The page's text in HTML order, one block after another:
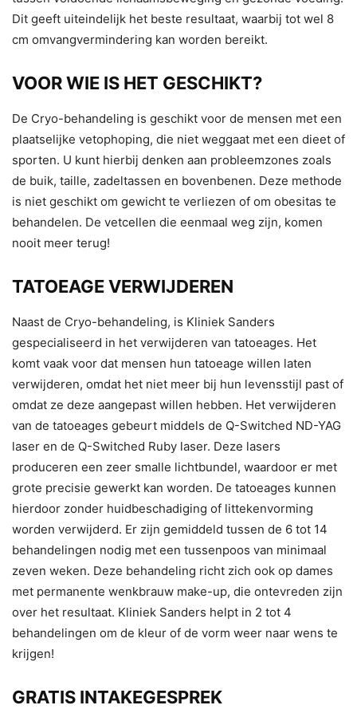
Dit geeft uiteindelijk het beste resultaat, waarbij tot wel 8
cm omvangvermindering kan worden bereikt.
VOOR WIE IS HET GESCHIKT?
De Cryo-behandeling is geschikt voor de mensen met een
plaatselijke vetophoping, die niet weggaat met een dieet of
sporten. U kunt hierbij denken aan probleemzones zoals
de buik, taille, zadeltassen en bovenbenen. Deze methode
is niet geschikt om gewicht te verliezen of om obesitas te
behandelen. De vetcellen die eenmaal weg zijn, komen
nooit meer terug!
TATOEAGE VERWIJDEREN
Naast de Cryo-behandeling, is Kliniek Sanders
gespecialiseerd in het verwijderen van tatoeages. Het
komt vaak voor dat mensen hun tatoeage willen laten
verwijderen, omdat het niet meer bij hun levensstijl past of
omdat ze deze aangepast willen hebben. Het verwijderen
van de tatoeages gebeurt middels de Q-Switched ND-YAG
laser en de Q-Switched Ruby laser. Deze lasers
produceren een zeer smalle lichtbundel, waardoor er met
grote precisie gewerkt kan worden. De tatoeages kunnen
hierdoor zonder huidbeschadiging of littekenvorming
worden verwijderd. Er zijn gemiddeld tussen de 6 tot 14
behandelingen nodig met een tussenpoos van minimaal
zeven weken. Deze behandeling richt zich ook op dames
met permanente wenkbrauw make-up, die ontevreden zijn
over het resultaat. Kliniek Sanders helpt in 2 tot 4
behandelingen om de kleur of de vorm weer naar wens te
krijgen!
GRATIS INTAKEGESPREK